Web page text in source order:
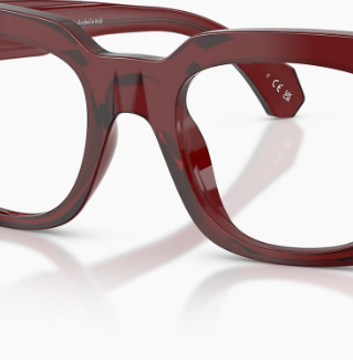
Spedizione sicura e gratuita, senza spesa minima